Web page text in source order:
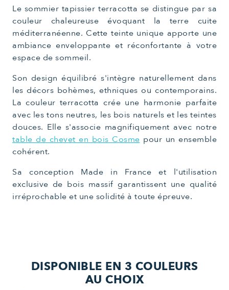
Le sommier tapissier terracotta se distingue par sa
couleur chaleureuse évoquant la terre cuite
méditerranéenne. Cette teinte unique apporte une
ambiance enveloppante et réconfortante à votre
espace de sommeil.
Son design équilibré s'intègre naturellement dans
les décors bohèmes, ethniques ou contemporains.
La couleur terracotta crée une harmonie parfaite
avec les tons neutres, les bois naturels et les teintes
douces. Elle s'associe magnifiquement avec notre
table de chevet en bois Cosme pour un ensemble
cohérent.
Sa conception Made in France et l'utilisation
exclusive de bois massif garantissent une qualité
irréprochable et une solidité à toute épreuve.
DISPONIBLE EN 3 COULEURS
AU CHOIX